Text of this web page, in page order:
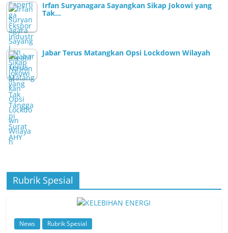
Irfan Suryanagara Sayangkan Sikap Jokowi yang
Tak…
Jabar Terus Matangkan Opsi Lockdown Wilayah
Rubrik Spesial
News Rubrik Spesial